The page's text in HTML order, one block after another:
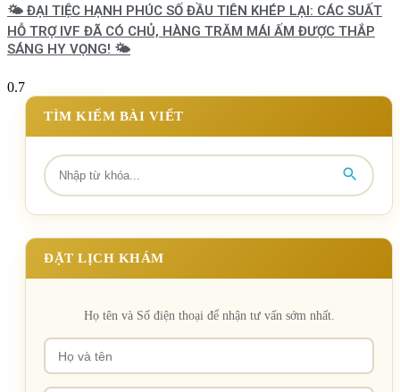
🌤️ ĐẠI TIỆC HẠNH PHÚC SỐ ĐẦU TIÊN KHÉP LẠI: CÁC SUẤT
HỖ TRỢ IVF ĐÃ CÓ CHỦ, HÀNG TRĂM MÁI ẤM ĐƯỢC THẮP
SÁNG HY VỌNG! 🌤️
TÌM KIẾM BÀI VIẾT
ĐẶT LỊCH KHÁM
Họ tên và Số điện thoại để nhận tư vấn sớm nhất.